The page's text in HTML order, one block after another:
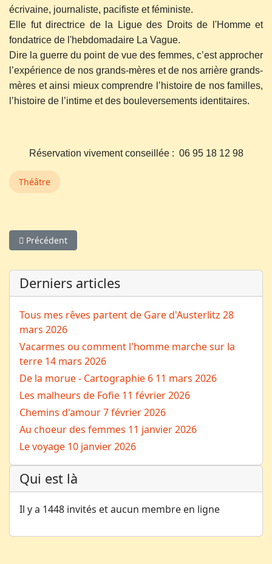
écrivaine, journaliste, pacifiste et féministe.
Elle fut directrice de la Ligue des Droits de l'Homme et
fondatrice de l'hebdomadaire La Vague.
Dire la guerre du point de vue des femmes, c’est approcher
l’expérience de nos grands-mères et de nos arrière grands-
mères et ainsi mieux comprendre l’histoire de nos familles,
l’histoire de l’intime et des bouleversements identitaires.
Réservation vivement conseillée : 06 95 18 12 98
Théâtre
Article précédent : L'école des maris
Précédent
Derniers articles
Tous mes rêves partent de Gare d'Austerlitz 28
mars 2026
Vacarmes ou comment l'homme marche sur la
terre 14 mars 2026
De la morue - Cartographie 6 11 mars 2026
Les malheurs de Fofie 11 février 2026
Chemins d'amour7 février 2026
Au choeur des femmes 11 janvier 2026
Le voyage 10 janvier 2026
Qui est là
Il y a 1448 invités et aucun membre en ligne